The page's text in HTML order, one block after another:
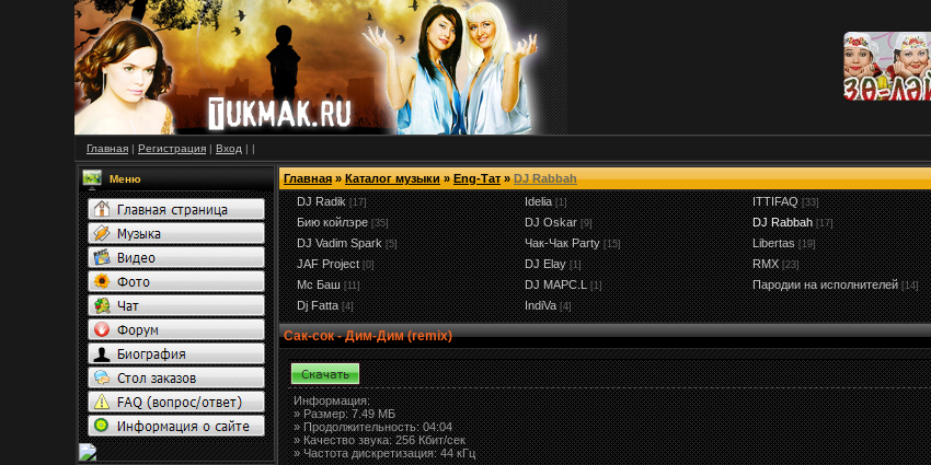
Главная | Регистрация | Вход | |
Меню Главная»Каталог музыки»Eng-Тат» DJ Rabbah
DJ Radik [17] Idelia [1] ITTIFAQ [33]
Бию койлэре [35] DJ Oskar [9] DJ Rabbah [17]
DJ Vadim Spark [5] Чак-Чак Party [15] Libertas [19]
JAF Project [0] DJ Elay [1] RMX [23]
Мс Баш [11] DJ MAPC.L [1] Пародии на исполнителей [14]
Dj Fatta [4] IndiVa [4]
Сак-сок - Дим-Дим (remix)
Информация:
»Размер:7.49 МБ
» Продолжительность: 04:04
» Качество звука: 256 Кбит/сек
» Частота дискретизация: 44 кГц